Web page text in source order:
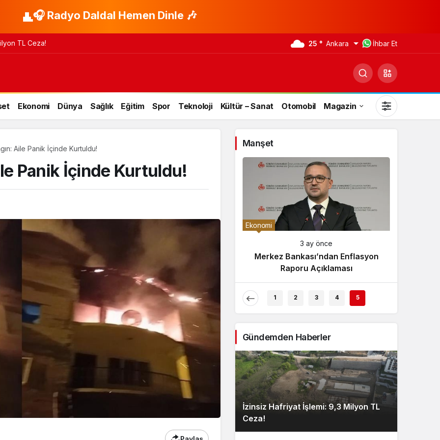
🎧 Radyo Daldal Hemen Dinle 🎶
TL Ceza! 25 ° Ankara İhbar Et
Ekonomi Dünya Sağlık Eğitim Spor Teknoloji Kültür – Sanat Otomobil Magazin
Gündüz Modu
Gündüz modunu seçin.
Gece Modu
Gece modunu seçin.
Sistem Modu
Sistem modunu seçin.
Aile Panik İçinde Kurtuldu!
Panik İçinde Kurtuldu!
Manşet
Tartışması
Çaykur Rizespor, Beşiktaş’ı
Ağırlıyor!
Ekonomi
3 ay önce
Merkez Bankası’ndan Enflasyon
Raporu Açıklaması
1 2 3 4 5
Gündemden Haberler
İzinsiz Hafriyat İşlemi: 9,3 Milyon TL
Ceza!